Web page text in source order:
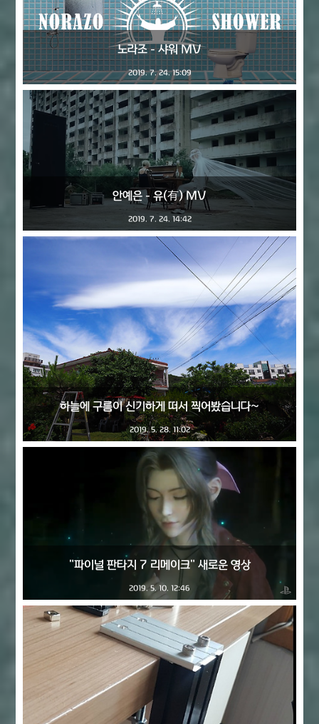
노라조 - 샤워 MV
2019. 7. 24. 15:09
안예은 - 유(有) MV
2019. 7. 24. 14:42
하늘에 구름이 신기하게 떠서 찍어봤습니다~
2019. 5. 28. 11:02
"파이널 판타지 7 리메이크" 새로운 영상
2019. 5. 10. 12:46